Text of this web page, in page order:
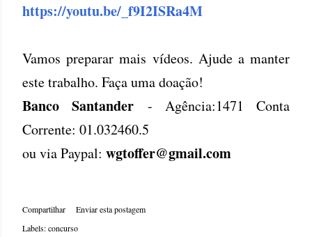
https://youtu.be/_f9I2ISRa4M
Vamos preparar mais vídeos. Ajude a manter
este trabalho. Faça uma doação!
Banco Santander - Agência:1471 Conta
Corrente: 01.032460.5
ou via Paypal: wgtoffer@gmail.com
Compartilhar
Enviar esta postagem
Labels:concurso